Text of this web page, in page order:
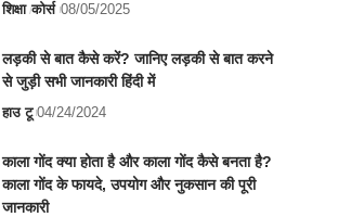
शिक्षा कोर्स 08/05/2025
लड़की से बात कैसे करें? जानिए लड़की से बात करने
से जुड़ी सभी जानकारी हिंदी में
हाउ टू 04/24/2024
काला गोंद क्या होता है और काला गोंद कैसे बनता है?
काला गोंद के फायदे, उपयोग और नुकसान की पूरी
जानकारी